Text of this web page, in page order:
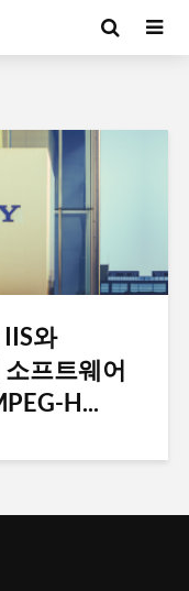
와
프트웨어
H...